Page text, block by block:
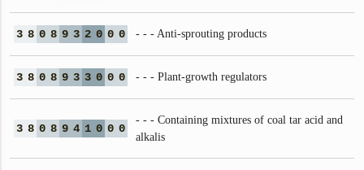
3 8 0 8 9 3 2 0 0 0 - - - Anti-sprouting products
3 8 0 8 9 3 3 0 0 0 - - - Plant-growth regulators
3 8 0 8 9 4 1 0 0 0
- - - Containing mixtures of coal tar acid and
alkalis